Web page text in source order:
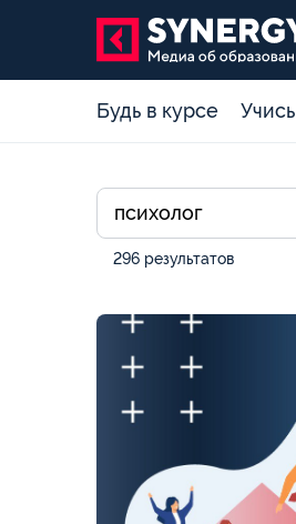
Будь в курсе Учись
296 результатов